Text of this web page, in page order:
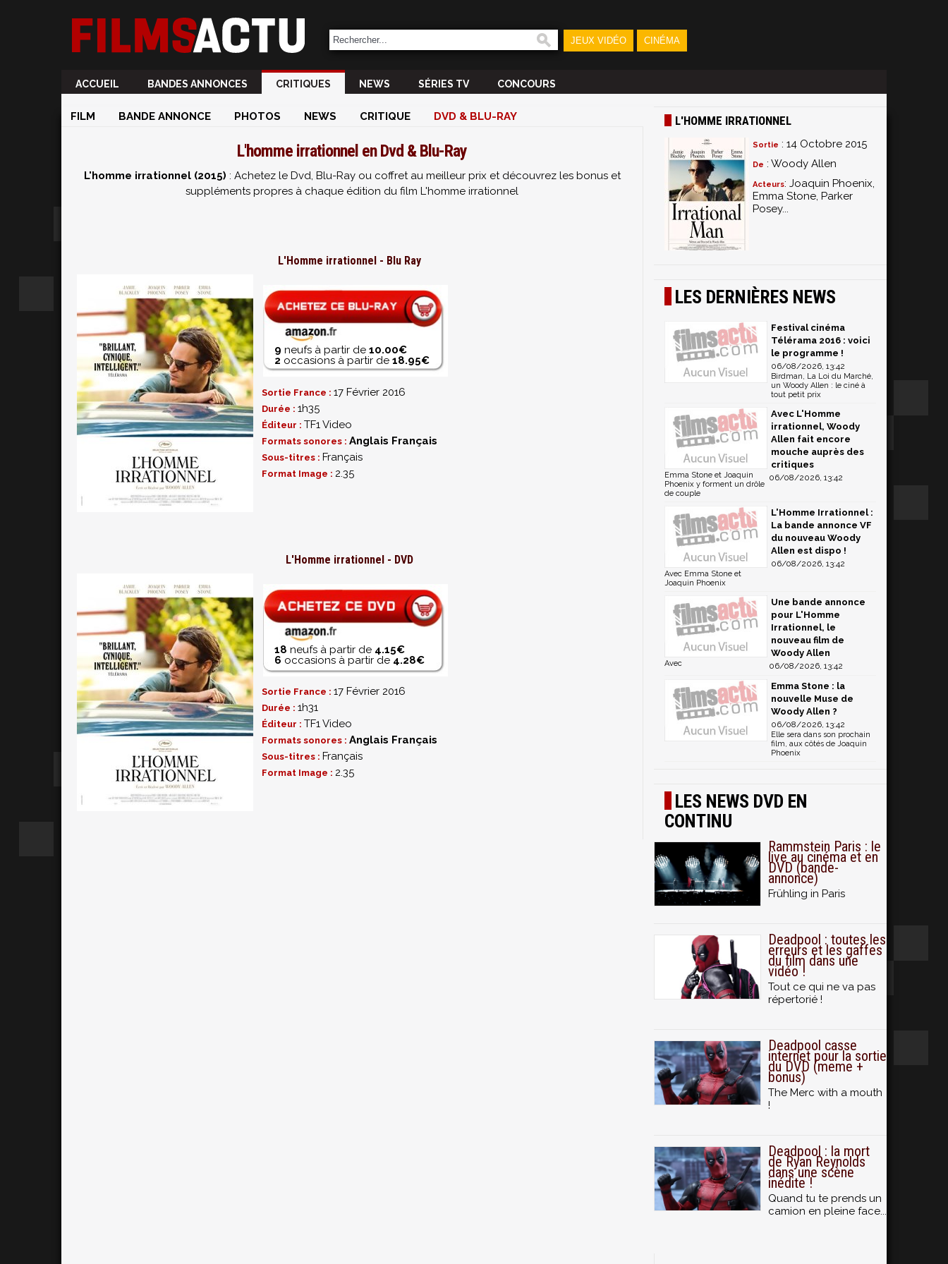
JEUX VIDÉO CINÉMA
ACCUEIL BANDES ANNONCES CRITIQUES NEWS SÉRIES TV CONCOURS
FILM BANDE ANNONCE PHOTOS NEWS CRITIQUE DVD & BLU-RAY
L'homme irrationnel en Dvd & Blu-Ray
L'homme irrationnel (2015) : Achetez le Dvd, Blu-Ray ou coffret au meilleur prix et découvrez les bonus et
suppléments propres à chaque édition du film L'homme irrationnel
L'Homme irrationnel - Blu Ray
9 neufs à partir de 10.00€
2 occasions à partir de 18.95€
Sortie France : 17 Février 2016
Durée : 1h35
Éditeur : TF1 Video
Formats sonores : Anglais Français
Sous-titres : Français
Format Image : 2.35
L'Homme irrationnel - DVD
18 neufs à partir de 4.15€
6 occasions à partir de 4.28€
Sortie France : 17 Février 2016
Durée : 1h31
Éditeur : TF1 Video
Formats sonores : Anglais Français
Sous-titres : Français
Format Image : 2.35
L'HOMME IRRATIONNEL
Sortie : 14 Octobre 2015
De : Woody Allen
Acteurs: Joaquin Phoenix,
Emma Stone, Parker
Posey...
LES DERNIÈRES NEWS
Festival cinéma
Télérama 2016 : voici
le programme !
06/08/2026, 13:42
Birdman, La Loi du Marché,
un Woody Allen : le ciné à
tout petit prix
Avec L'Homme
irrationnel, Woody
Allen fait encore
mouche auprès des
critiques
06/08/2026, 13:42
Emma Stone et Joaquin
Phoenix y forment un drôle
de couple
L'Homme Irrationnel :
La bande annonce VF
du nouveau Woody
Allen est dispo !
06/08/2026, 13:42
Avec Emma Stone et
Joaquin Phoenix
Une bande annonce
pour L'Homme
Irrationnel, le
nouveau film de
Woody Allen
06/08/2026, 13:42
Avec
Emma Stone : la
nouvelle Muse de
Woody Allen ?
06/08/2026, 13:42
Elle sera dans son prochain
film, aux côtés de Joaquin
Phoenix
LES NEWS DVD EN
CONTINU
Rammstein Paris : le
live au cinéma et en
DVD (bande-
annonce)
Frühling in Paris
Deadpool : toutes les
erreurs et les gaffes
du film dans une
vidéo !
Tout ce qui ne va pas
répertorié !
Deadpool casse
internet pour la sortie
du DVD (meme +
bonus)
The Merc with a mouth
!
Deadpool : la mort
de Ryan Reynolds
dans une scène
inédite !
Quand tu te prends un
camion en pleine face...